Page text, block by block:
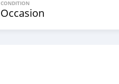
CONDITION
Occasion